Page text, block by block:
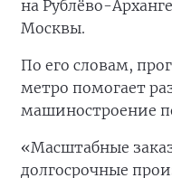
на Рублёво-
Москвы.
По его словам,
метро помогает
машиностроение
«Масштабные
долгосрочные